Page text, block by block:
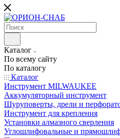
Каталог
По всему сайту
По каталогу
Каталог
Инструмент MILWAUKEE
Аккумуляторный инструмент
Шуруповерты, дрели и
Инструмент для крепления
Установки алмазного сверления
Углошлифовальные и